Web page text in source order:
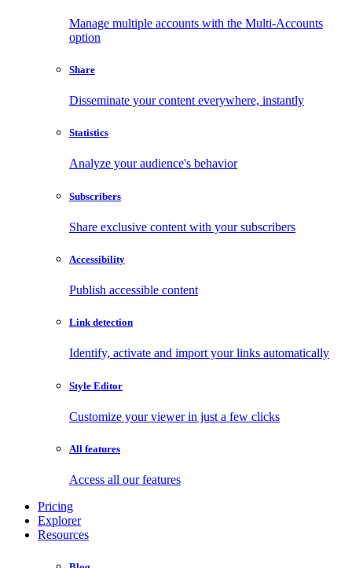
Manage multiple accounts with the Multi-Accounts
option
Share
Disseminate your content everywhere, instantly
Statistics
Analyze your audience's behavior
Subscribers
Share exclusive content with your subscribers
Accessibility
Publish accessible content
Link detection
Identify, activate and import your links automatically
Style Editor
Customize your viewer in just a few clicks
All features
Access all our features
Pricing
Explorer
Resources